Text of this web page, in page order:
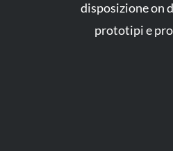
disposizione on
prototipi e